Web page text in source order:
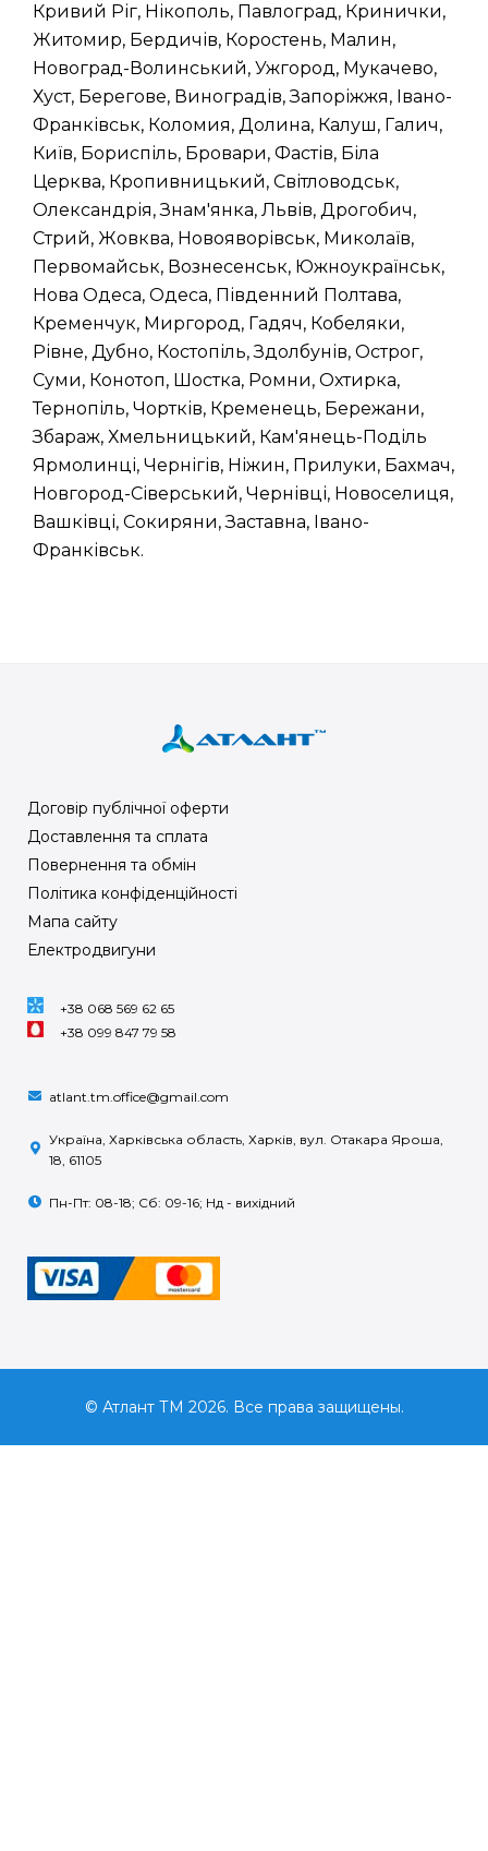
Кривий Ріг, Нікополь, Павлоград, Кринички,
Житомир, Бердичів, Коростень, Малин,
Новоград-Волинський, Ужгород, Мукачево,
Хуст, Берегове, Виноградів, Запоріжжя, Івано-
Франківськ, Коломия, Долина, Калуш, Галич,
Київ, Бориспіль, Бровари, Фастів, Біла
Церква, Кропивницький, Світловодськ,
Олександрія, Знам'янка, Львів, Дрогобич,
Стрий, Жовква, Новояворівськ, Миколаїв,
Первомайськ, Вознесенськ, Южноукраїнськ,
Нова Одеса, Одеса, Південний Полтава,
Кременчук, Миргород, Гадяч, Кобеляки,
Рівне, Дубно, Костопіль, Здолбунів, Острог,
Суми, Конотоп, Шостка, Ромни, Охтирка,
Тернопіль, Чортків, Кременець, Бережани,
Збараж, Хмельницький, Кам'янець-Поділь
Ярмолинці, Чернігів, Ніжин, Прилуки, Бахмач,
Новгород-Сіверський, Чернівці, Новоселиця,
Вашківці, Сокиряни, Заставна, Івано-
Франківськ.
Договір публічної оферти
Доставлення та сплата
Повернення та обмін
Політика конфіденційності
Мапа сайту
Електродвигуни
+38 068 569 62 65
+38 099 847 79 58
atlant.tm.office@gmail.com
Україна, Харківська область, Харків, вул. Отакара Яроша,
18, 61105
Пн-Пт: 08-18; Сб: 09-16; Нд - вихідний
© Атлант ТМ 2026. Все права защищены.